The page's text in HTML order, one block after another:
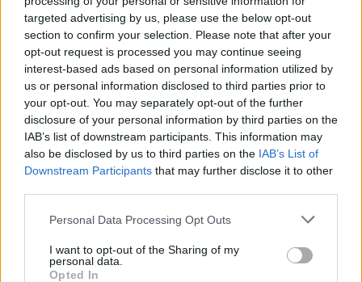
targeted advertising by us, please use the below opt-out
section to confirm your selection. Please note that after your
opt-out request is processed you may continue seeing
interest-based ads based on personal information utilized by
us or personal information disclosed to third parties prior to
your opt-out. You may separately opt-out of the further
disclosure of your personal information by third parties on the
IAB’s list of downstream participants. This information may
also be disclosed by us to third parties on the IAB’s List of
Downstream Participants that may further disclose it to other
Personal Data Processing Opt Outs
I want to opt-out of the Sharing of my
personal data.
Opted In